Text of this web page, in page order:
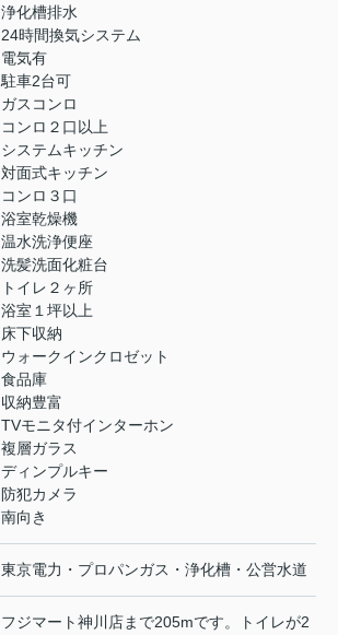
浄化槽排水
24時間換気システム
電気有
駐車2台可
ガスコンロ
コンロ２口以上
システムキッチン
対面式キッチン
コンロ３口
浴室乾燥機
温水洗浄便座
洗髪洗面化粧台
トイレ２ヶ所
浴室１坪以上
床下収納
ウォークインクロゼット
食品庫
収納豊富
TVモニタ付インターホン
複層ガラス
ディンプルキー
防犯カメラ
南向き
東京電力・プロパンガス・浄化槽・公営水道
フジマート神川店まで205mです。トイレが2